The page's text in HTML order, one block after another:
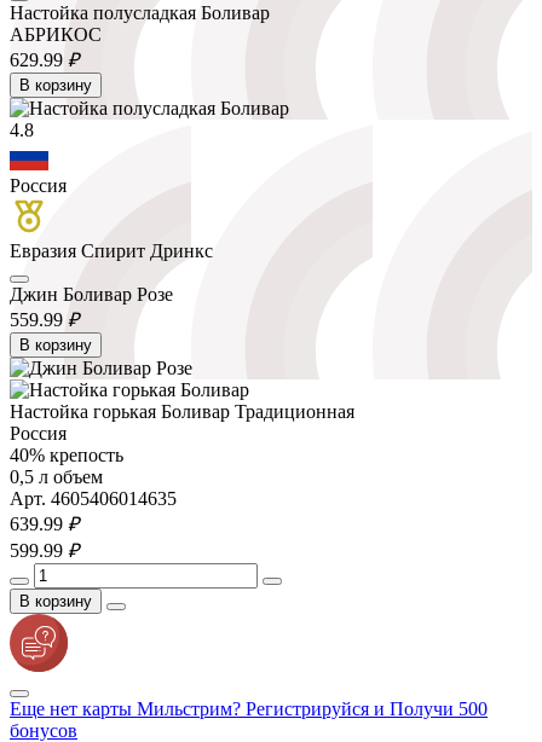
Настойка полусладкая Боливар
АБРИКОС
629.99 ₽
В корзину
4.8
Россия
Евразия Спирит Дринкс
Джин Боливар Розе
559.99 ₽
В корзину
Настойка горькая Боливар Традиционная
Россия
40% крепость
0,5 л объем
Арт. 4605406014635
639.99 ₽
599.99 ₽
В корзину
Еще нет карты Мильстрим? Регистрируйся и Получи 500
бонусов